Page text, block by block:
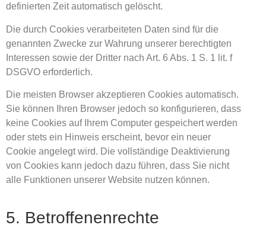
definierten Zeit automatisch gelöscht.
Die durch Cookies verarbeiteten Daten sind für die
genannten Zwecke zur Wahrung unserer berechtigten
Interessen sowie der Dritter nach Art. 6 Abs. 1 S. 1 lit. f
DSGVO erforderlich.
Die meisten Browser akzeptieren Cookies automatisch.
Sie können Ihren Browser jedoch so konfigurieren, dass
keine Cookies auf Ihrem Computer gespeichert werden
oder stets ein Hinweis erscheint, bevor ein neuer
Cookie angelegt wird. Die vollständige Deaktivierung
von Cookies kann jedoch dazu führen, dass Sie nicht
alle Funktionen unserer Website nutzen können.
5. Betroffenenrechte